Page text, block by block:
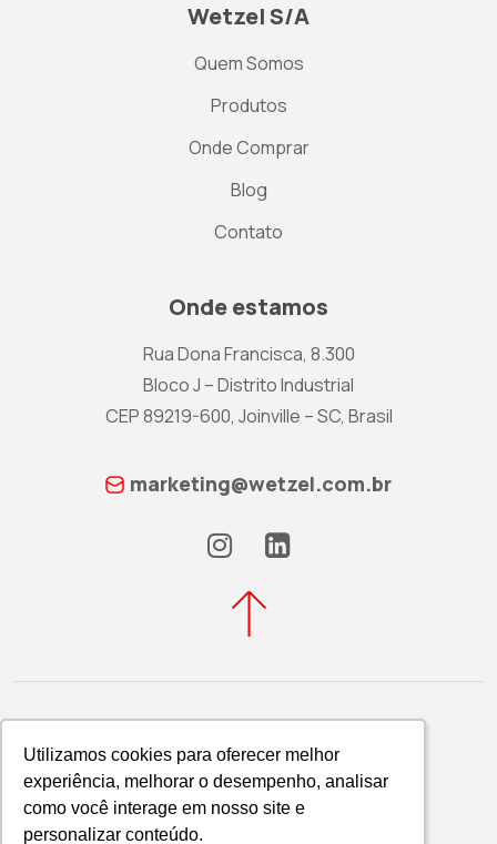
Utilizamos cookies para oferecer melhor
experiência, melhorar o desempenho, analisar
como você interage em nosso site e
personalizar conteúdo.
Utilizamos cookies para oferecer melhor
experiência, melhorar o desempenho, analisar
como você interage em nosso site e
personalizar conteúdo.
Wetzel S/A
Quem Somos
Produtos
Onde Comprar
Blog
Contato
Onde estamos
Rua Dona Francisca, 8.300
Bloco J – Distrito Industrial
CEP 89219-600, Joinville – SC, Brasil
marketing@wetzel.com.br
Política de Privacidade
WETZEL S/A © 2026